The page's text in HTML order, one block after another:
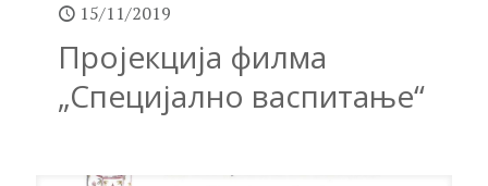
15/11/2019
Пројекција филма
„Специјално васпитање“